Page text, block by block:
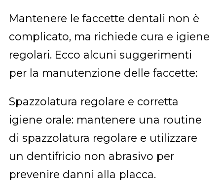
Mantenere le faccette dentali non è
complicato, ma richiede cura e igiene
regolari. Ecco alcuni suggerimenti
per la manutenzione delle faccette:
Spazzolatura regolare e corretta
igiene orale: mantenere una routine
di spazzolatura regolare e utilizzare
un dentifricio non abrasivo per
prevenire danni alla placca.